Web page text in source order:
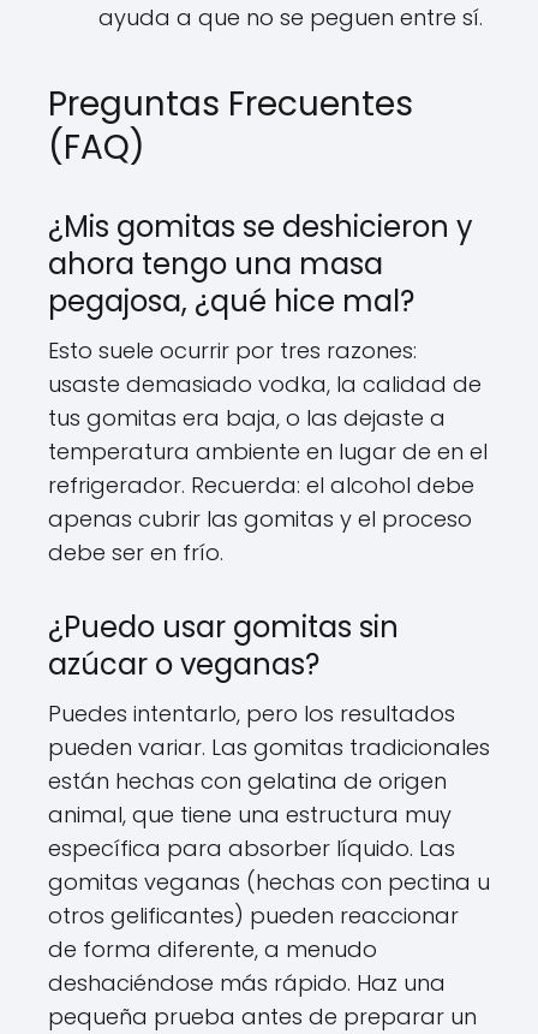
ayuda a que no se peguen entre sí.
Preguntas Frecuentes
(FAQ)
¿Mis gomitas se deshicieron y
ahora tengo una masa
pegajosa, ¿qué hice mal?
Esto suele ocurrir por tres razones:
usaste demasiado vodka, la calidad de
tus gomitas era baja, o las dejaste a
temperatura ambiente en lugar de en el
refrigerador. Recuerda: el alcohol debe
apenas cubrir las gomitas y el proceso
debe ser en frío.
¿Puedo usar gomitas sin
azúcar o veganas?
Puedes intentarlo, pero los resultados
pueden variar. Las gomitas tradicionales
están hechas con gelatina de origen
animal, que tiene una estructura muy
específica para absorber líquido. Las
gomitas veganas (hechas con pectina u
otros gelificantes) pueden reaccionar
de forma diferente, a menudo
deshaciéndose más rápido. Haz una
pequeña prueba antes de preparar un